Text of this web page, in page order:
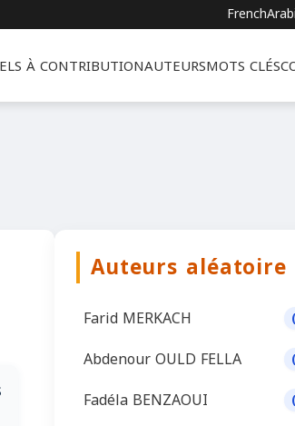
French
À CONTRIBUTIONAUTEURSMOTS CLÉS
Auteurs aléatoire
Farid MERKACH
Abdenour OULD FELLA
Fadéla BENZAOUI